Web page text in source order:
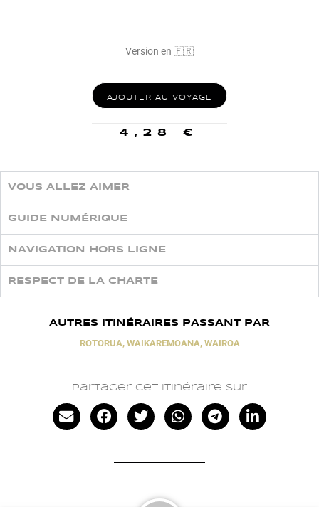
Version en 🇫🇷
AJOUTER AU VOYAGE
4,28€
VOUS ALLEZ AIMER
GUIDE NUMÉRIQUE
NAVIGATION HORS LIGNE
RESPECT DE LA CHARTE
AUTRES ITINÉRAIRES PASSANT PAR
ROTORUA, WAIKAREMOANA, WAIROA
Partager cet itinéraire sur